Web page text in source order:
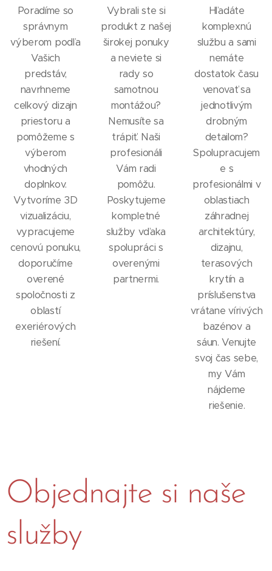
Poradíme so
správnym
výberom podľa
Vašich
predstáv,
navrhneme
celkový dizajn
priestoru a
pomôžeme s
výberom
vhodných
doplnkov.
Vytvoríme 3D
vizualizáciu,
vypracujeme
cenovú ponuku,
doporučíme
overené
spoločnosti z
oblastí
exeriérových
riešení.
Vybrali ste si
produkt z našej
širokej ponuky
a neviete si
rady so
samotnou
montážou?
Nemusíte sa
trápiť. Naši
profesionáli
Vám radi
pomôžu.
Poskytujeme
kompletné
služby vďaka
spolupráci s
overenými
partnermi.
Hľadáte
komplexnú
službu a sami
nemáte
dostatok času
venovať sa
jednotlivým
drobným
detailom?
Spolupracujem
e s
profesionálmi v
oblastiach
záhradnej
architektúry,
dizajnu,
terasových
krytín a
príslušenstva
vrátane vírivých
bazénov a
sáun. Venujte
svoj čas sebe,
my Vám
nájdeme
riešenie.
Objednajte si naše
služby